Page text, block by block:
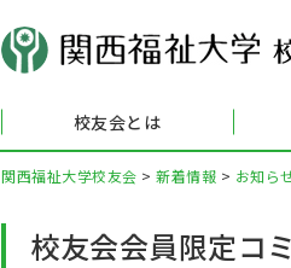
校友会とは
関西福祉大学校友会 > 新着情報 > お知ら
校友会会員限定コ